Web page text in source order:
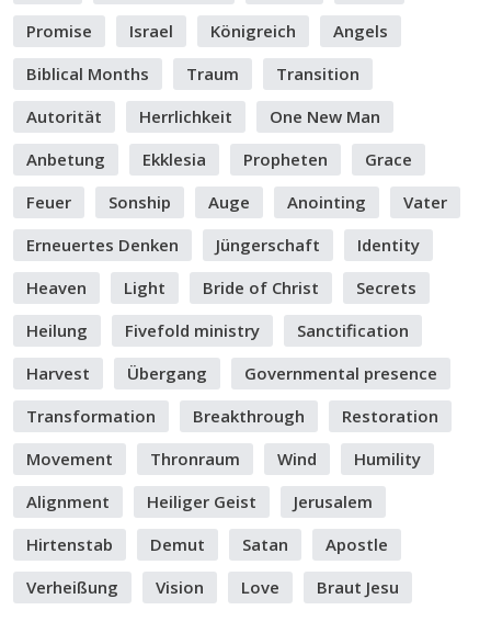
Promise
Israel Königreich
Angels
Biblical Months
Traum
Transition
Autorität
Herrlichkeit
One New Man
Anbetung
Ekklesia Propheten
Grace
Feuer
Sonship Auge Anointing
Vater
Erneuertes Denken
Jüngerschaft
Identity
Heaven
Light Bride of Christ
Secrets
Heilung
Fivefold ministry
Sanctification
Harvest
Übergang
Governmental presence
Transformation
Breakthrough
Restoration
Movement
Thronraum Wind
Humility
Alignment
Heiliger Geist
Jerusalem
Hirtenstab
Demut Satan
Apostle
Verheißung
Vision Love Braut Jesu